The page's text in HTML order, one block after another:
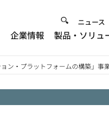
ニュース
企業情報 製品・ソリュ
ン・プラットフォームの構築」事